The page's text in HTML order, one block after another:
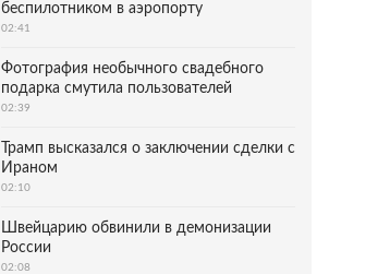
беспилотником в аэропорту
02:41
Фотография необычного свадебного
подарка смутила пользователей
02:39
Трамп высказался о заключении сделки с
Ираном
02:10
Швейцарию обвинили в демонизации
России
02:08